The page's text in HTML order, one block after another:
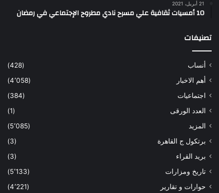
21 أبريل، 2021
10 أمسيات ثقافية علي مسرح نادي مطروح الإجتماعي في رمضان
تصنيفات
أنساب
(428)
أهم الاخبار
(4٬058)
اجتماعيات
(384)
العدد الورقى
(1)
المزيد
(5٬085)
برتكول ج القاهرة
(3)
بريد القراء
(3)
تاريخ ومزارات
(5٬133)
حوارات و تقارير
(4٬221)